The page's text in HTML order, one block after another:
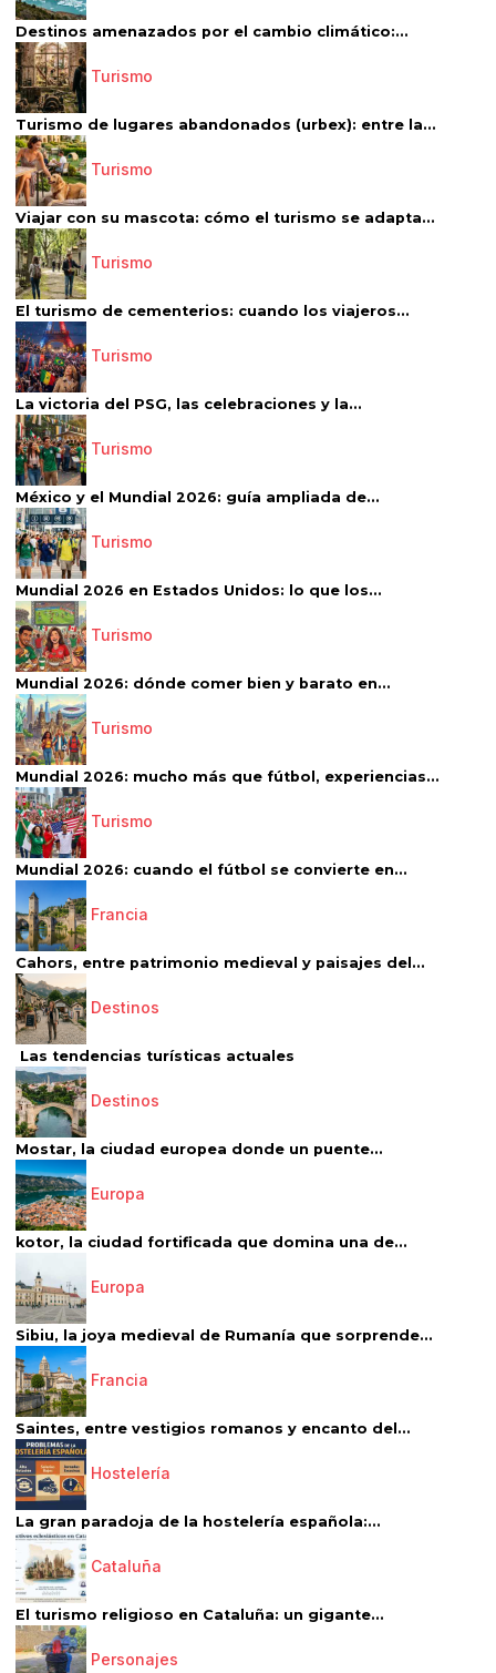
Destinos amenazados por el cambio climático:...
Turismo
Turismo de lugares abandonados (urbex): entre la...
Turismo
Viajar con su mascota: cómo el turismo se adapta...
Turismo
El turismo de cementerios: cuando los viajeros...
Turismo
La victoria del PSG, las celebraciones y la...
Turismo
México y el Mundial 2026: guía ampliada de...
Turismo
Mundial 2026 en Estados Unidos: lo que los...
Turismo
Mundial 2026: dónde comer bien y barato en...
Turismo
Mundial 2026: mucho más que fútbol, experiencias...
Turismo
Mundial 2026: cuando el fútbol se convierte en...
Francia
Cahors, entre patrimonio medieval y paisajes del...
Destinos
Las tendencias turísticas actuales
Destinos
Mostar, la ciudad europea donde un puente...
Europa
kotor, la ciudad fortificada que domina una de...
Europa
Sibiu, la joya medieval de Rumanía que sorprende...
Francia
Saintes, entre vestigios romanos y encanto del...
Hostelería
La gran paradoja de la hostelería española:...
Cataluña
El turismo religioso en Cataluña: un gigante...
Personajes